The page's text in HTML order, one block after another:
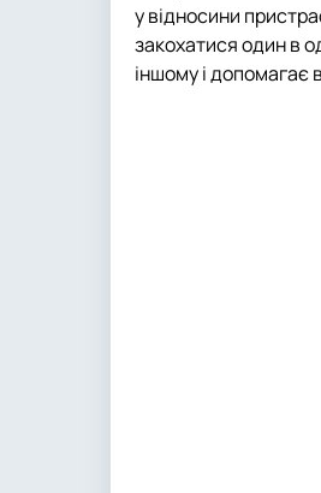
у відносини
закохатися один в
іншому і допомагає